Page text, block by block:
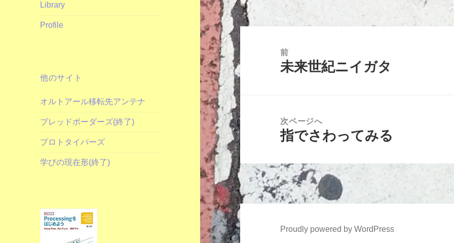
Library
Profile
他のサイト
オルトアール移転先アンテナ
ブレッドボーダーズ(終了)
プロトタイパーズ
学びの現在形(終了)
稿
ナ
ビ
ゲ
ー
シ
ョ
ン
前
前
未来世紀ニイガタ
次ページへ
次
投
稿:
指でさわってみる
Proudly powered by WordPress